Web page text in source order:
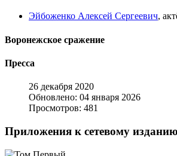
Эйбоженко Алексей Сергеевич,
Воронежское сражение
Пресса
26 декабря 2020
Обновлено: 04 января 2026
Просмотров: 481
Приложения к сетевому изданию